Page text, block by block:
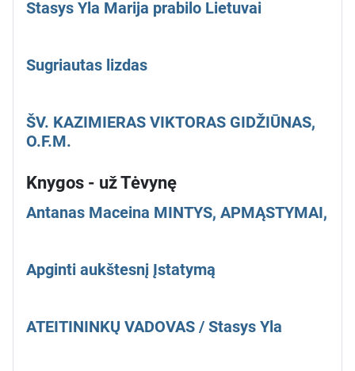
Stasys Yla Marija prabilo Lietuvai
Sugriautas lizdas
ŠV. KAZIMIERAS VIKTORAS GIDŽIŪNAS,
O.F.M.
Knygos - už Tėvynę
Antanas Maceina MINTYS, APMĄSTYMAI,
Apginti aukštesnį Įstatymą
ATEITININKŲ VADOVAS / Stasys Yla